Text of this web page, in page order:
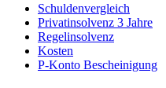
Schuldenvergleich
Privatinsolvenz 3 Jahre
Regelinsolvenz
Kosten
P-Konto Bescheinigung